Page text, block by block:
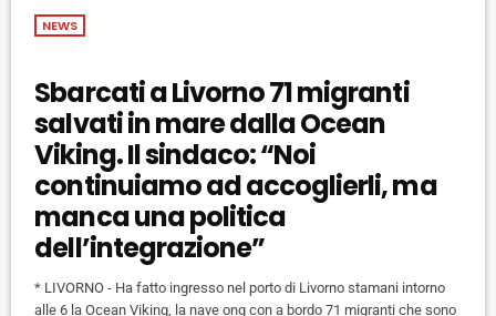
NEWS
Sbarcati a Livorno 71 migranti
salvati in mare dalla Ocean
Viking. Il sindaco: “Noi
continuiamo ad accoglierli, ma
manca una politica
dell’integrazione”
* LIVORNO - Ha fatto ingresso nel porto di Livorno stamani intorno
alle 6 la Ocean Viking, la nave ong con a bordo 71 migranti che sono